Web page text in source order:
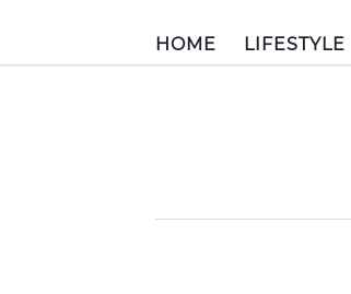
HOME LIFESTYLE